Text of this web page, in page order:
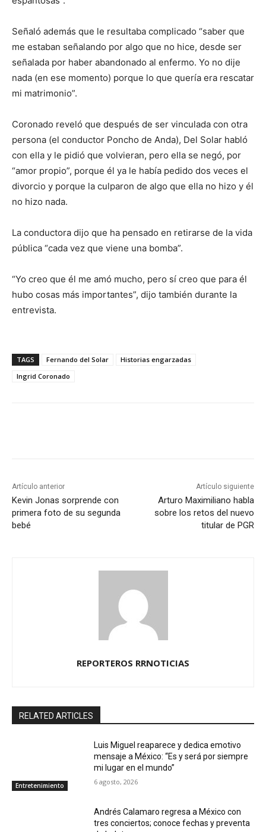
Señaló además que le resultaba complicado “saber que
me estaban señalando por algo que no hice, desde ser
señalada por haber abandonado al enfermo. Yo no dije
nada (en ese momento) porque lo que quería era rescatar
mi matrimonio”.
Coronado reveló que después de ser vinculada con otra
persona (el conductor Poncho de Anda), Del Solar habló
con ella y le pidió que volvieran, pero ella se negó, por
“amor propio”, porque él ya le había pedido dos veces el
divorcio y porque la culparon de algo que ella no hizo y él
no hizo nada.
La conductora dijo que ha pensado en retirarse de la vida
pública “cada vez que viene una bomba”.
“Yo creo que él me amó mucho, pero sí creo que para él
hubo cosas más importantes”, dijo también durante la
entrevista.
TAGS Fernando del Solar
Historias engarzadas
Ingrid Coronado
Artículo anterior
Kevin Jonas sorprende con
primera foto de su segunda
bebé
Artículo siguiente
Arturo Maximiliano habla
sobre los retos del nuevo
titular de PGR
REPORTEROS RRNOTICIAS
RELATED ARTICLES
Entretenimiento
Luis Miguel reaparece y dedica emotivo
mensaje a México: “Es y será por siempre
mi lugar en el mundo”
6 agosto, 2026
Andrés Calamaro regresa a México con
tres conciertos; conoce fechas y preventa